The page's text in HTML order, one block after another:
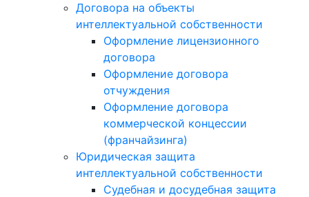
Договора на объекты
интеллектуальной собственности
Оформление лицензионного
договора
Оформление договора
отчуждения
Оформление договора
коммерческой концессии
(франчайзинга)
Юридическая защита
интеллектуальной собственности
Судебная и досудебная защита